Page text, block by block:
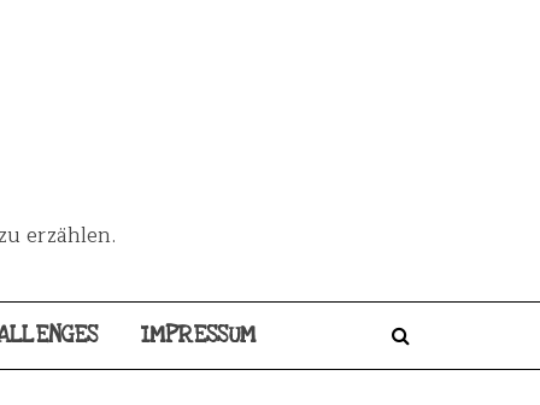
erzählen.
IMPRESSUM